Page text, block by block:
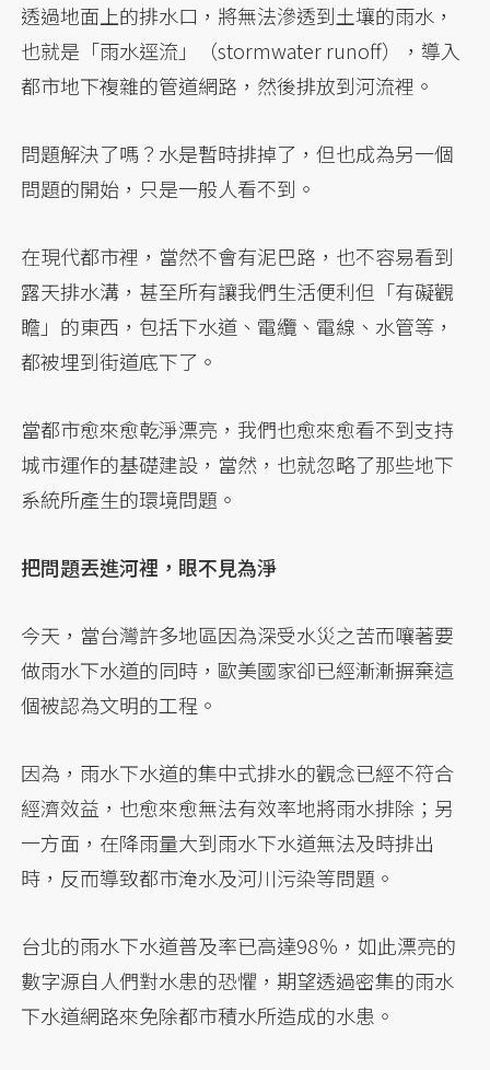
透過地面上的排水口，將無法滲透到土壤的雨水，
也就是「雨水逕流」（stormwater runoff），導入
都市地下複雜的管道網路，然後排放到河流裡。
問題解決了嗎？水是暫時排掉了，但也成為另一個
問題的開始，只是一般人看不到。
在現代都市裡，當然不會有泥巴路，也不容易看到
露天排水溝，甚至所有讓我們生活便利但「有礙觀
瞻」的東西，包括下水道、電纜、電線、水管等，
都被埋到街道底下了。
當都市愈來愈乾淨漂亮，我們也愈來愈看不到支持
城市運作的基礎建設，當然，也就忽略了那些地下
系統所產生的環境問題。
把問題丟進河裡，眼不見為淨
今天，當台灣許多地區因為深受水災之苦而嚷著要
做雨水下水道的同時，歐美國家卻已經漸漸摒棄這
個被認為文明的工程。
因為，雨水下水道的集中式排水的觀念已經不符合
經濟效益，也愈來愈無法有效率地將雨水排除；另
一方面，在降雨量大到雨水下水道無法及時排出
時，反而導致都市淹水及河川污染等問題。
台北的雨水下水道普及率已高達98％，如此漂亮的
數字源自人們對水患的恐懼，期望透過密集的雨水
下水道網路來免除都市積水所造成的水患。